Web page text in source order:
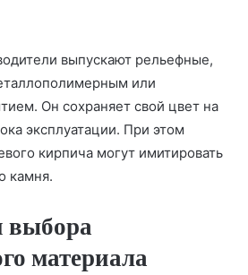
выпускают рельефные,
или
Он сохраняет свой цвет на
эксплуатации. При этом
кирпича могут имитировать
камня.
выбора
материала